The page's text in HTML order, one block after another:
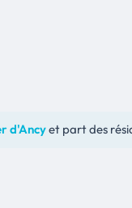
d'Ancyet part des